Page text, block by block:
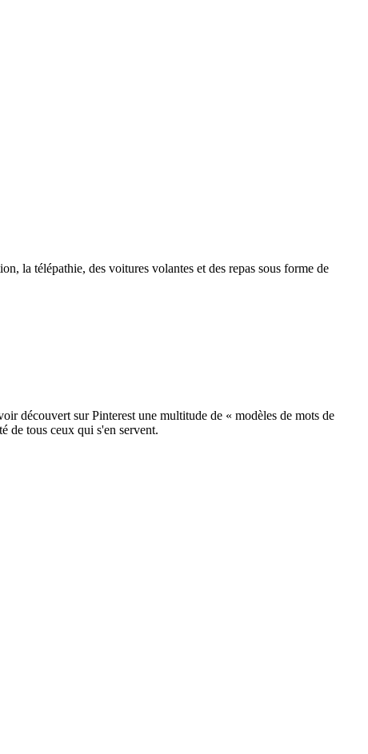
la télépathie, des voitures volantes et des repas sous forme de
découvert sur Pinterest une multitude de « modèles de mots de
de tous ceux qui s'en servent.